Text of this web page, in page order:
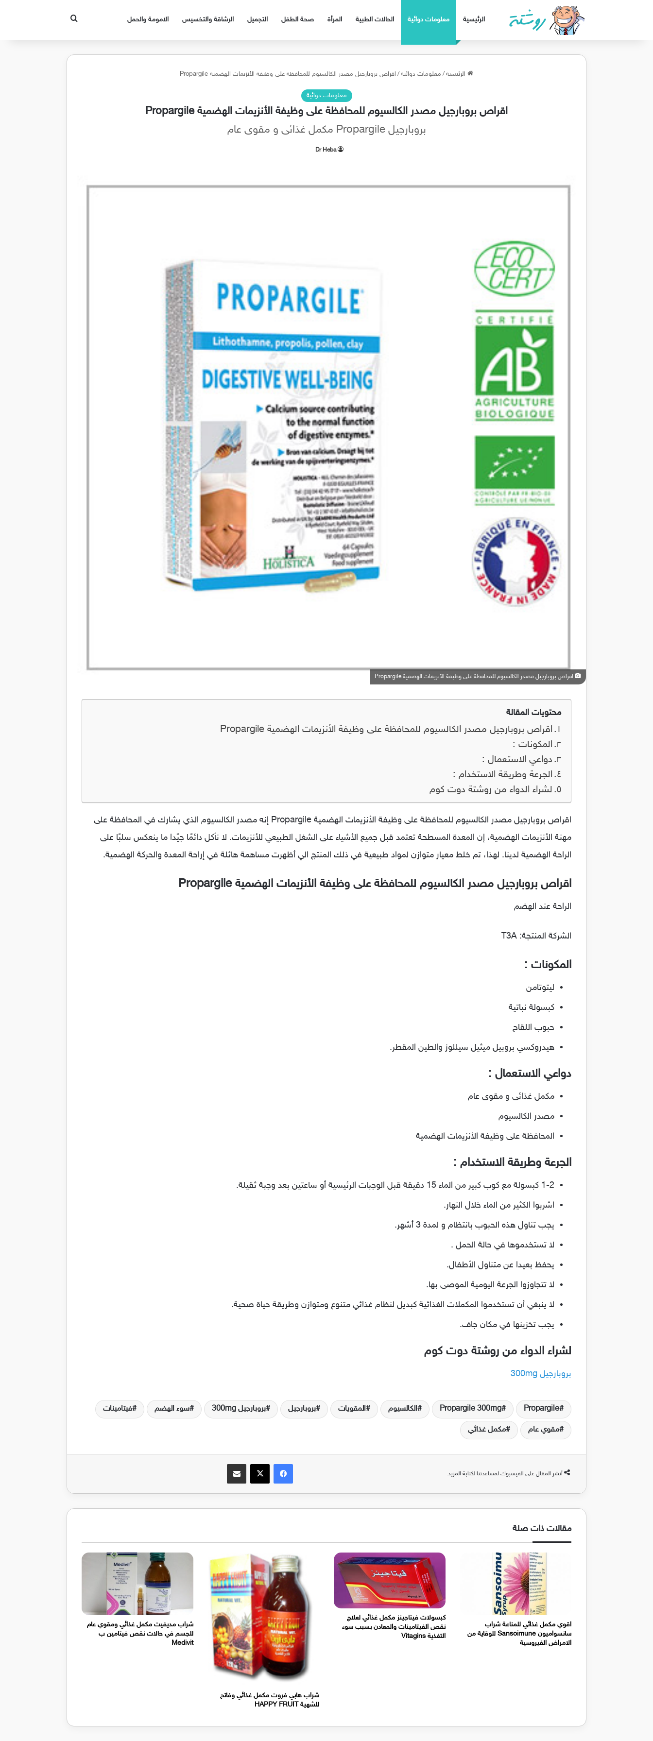
الرئيسية معلومات دوائية الحالات الطبية المرأة صحة الطفل التجميل الرشاقة والتخسيس الامومة والحمل
الرئيسية/ معلومات دوائية/ اقراص بروبارجيل مصدر الكالسيوم للمحافظة على وظيفة الأنزيمات الهضمية Propargile
معلومات دوائية
اقراص بروبارجيل مصدر الكالسيوم للمحافظة على وظيفة الأنزيمات الهضمية Propargile
بروبارجيل Propargile مكمل غذائى و مقوى عام
Dr Heba
اقراص بروبارجيل مصدر الكالسيوم للمحافظة على وظيفة الأنزيمات الهضمية Propargile
محتويات المقالة
اقراص بروبارجيل مصدر الكالسيوم للمحافظة على وظيفة الأنزيمات الهضمية Propargile
المكونات :
دواعي الاستعمال :
الجرعة وطريقة الاستخدام :
لشراء الدواء من روشتة دوت كوم
اقراص بروبارجيل مصدر الكالسيوم للمحافظة على وظيفة الأنزيمات الهضمية Propargile إنه مصدر الكالسيوم الذي يشارك في المحافظة على
مهنة الأنزيمات الهضمية، إن المعدة المسطحة تعتمد قبل جميع الأشياء على الشغل الطبيعي للأنزيمات. لا نأكل دائمًا جيًدا ما ينعكس سلبًا على
الراحة الهضمية لدينا. لهذا، تم خلط معيار متوازن لمواد طبيعية في ذلك المنتج الي أظهرت مساهمة هائلة في إراحة المعدة والحركة الهضمية.
اقراص بروبارجيل مصدر الكالسيوم للمحافظة على وظيفة الأنزيمات الهضمية Propargile
الراحة عند الهضم
الشركة المنتجة: T3A
المكونات :
ليتوتامن
كبسولة نباتية
حبوب اللقاح
هيدروكسي بروبيل ميثيل سيللوز والطين المقطر.
دواعي الاستعمال :
مكمل غذائى و مقوى عام
مصدر الكالسيوم
المحافظة على وظيفة الأنزيمات الهضمية
الجرعة وطريقة الاستخدام :
1-2 كبسولة مع كوب كبير من الماء 15 دقيقة قبل الوجبات الرئيسية أو ساعتين بعد وجبة ثقيلة.
اشربوا الكثير من الماء خلال النهار.
يجب تناول هذه الحبوب بانتظام و لمدة 3 أشهر.
لا تستخدموها في حالة الحمل .
يحفظ بعيدا عن متناول الأطفال.
لا تتجاوزوا الجرعة اليومية الموصى بها.
لا ينبغي أن تستخدموا المكملات الغذائية كبديل لنظام غذائي متنوع ومتوازن وطريقة حياة صحية.
يجب تخزينها في مكان جاف.
لشراء الدواء من روشتة دوت كوم
بروبارجيل 300mg
Propargile
Propargile 300mg الكالسيوم المقويات بروبارجيل بروبارجيل 300mg سوء الهضم فيتامينات
مقوي عام مكمل غذائي
أنشر المقال على الفيسبوك لمساعدتنا لكتابة المزيد.
فيسبوك
مقالات ذات صلة
اقوي مكمل غذائي للمناعة شراب
سانسواميون Sansoimune للوقاية من
الامراض الفيروسية
كبسولات فيتاجينز مكمل غذائي لعلاج
نقص الفيتامينات والمعادن بسبب سوء
التغذية Vitagins
شراب هابي فروت مكمل غذائي وفاتح
للشهية HAPPY FRUIT
شراب مديفيت مكمل غذائي ومقوي عام
للجسم في حالات نقص فيتامين ب
Medivit